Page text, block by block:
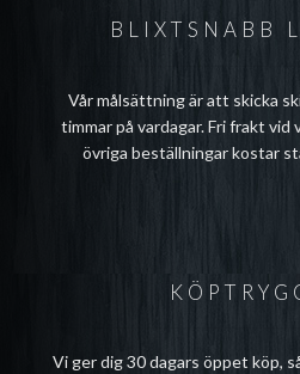
BLIXTSNABB
Vår målsättning är att skicka
timmar på vardagar. Fri frakt vid
övriga beställningar kostar
Vi ger dig 30 dagars öppet köp,